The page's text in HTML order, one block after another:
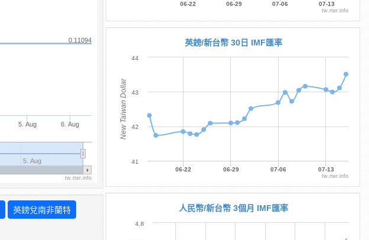
5. Aug 6. Aug
5. Aug
0.11094
tw.rter.info
英鎊兌南非蘭特
06-22 06-29 07-06 07-13
tw.rter.info
New Taiwan Dollar
英鎊/新台幣 30日 IMF匯率
06-22 06-29 07-06 07-13
41
42
43
44
tw.rter.info
人民幣/新台幣 3個月 IMF匯率
4.8